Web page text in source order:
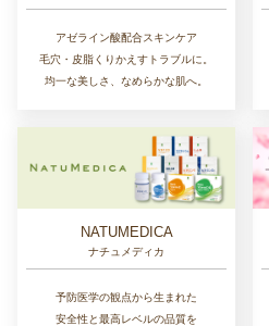
アゼライン酸配合スキンケア
毛穴・皮脂くりかえすトラブルに。
均一な美しさ、なめらかな肌へ。
NATUMEDICA
ナチュメディカ
予防医学の観点から生まれた
安全性と最高レベルの品質を